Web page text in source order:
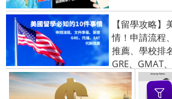
【留學攻略
情！申請流程
推薦、學校排
GRE、GMAT